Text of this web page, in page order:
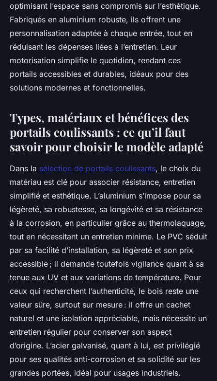
optimisant l’espace sans compromis sur l’esthétique.
Fabriqués en aluminium robuste, ils offrent une
personnalisation adaptée à chaque entrée, tout en
réduisant les dépenses liées à l’entretien. Leur
motorisation simplifie le quotidien, rendant ces
portails accessibles et durables, idéaux pour des
solutions modernes et fonctionnelles.
Types, matériaux et bénéfices des
portails coulissants : ce qu’il faut
savoir pour choisir le modèle adapté
Dans la sélection de portails coulissants, le choix du
matériau est clé pour associer résistance, entretien
simplifié et esthétique. L’aluminium s’impose pour sa
légèreté, sa robustesse, sa longévité et sa résistance
à la corrosion, en particulier grâce au thermolaquage,
tout en nécessitant un entretien minime. Le PVC séduit
par sa facilité d’installation, sa légèreté et son prix
accessible ; il demande toutefois vigilance quant à sa
tenue aux UV et aux variations de température. Pour
ceux qui recherchent l’authenticité, le bois reste une
valeur sûre, surtout sur mesure : il offre un cachet
naturel et une isolation appréciable, mais nécessite un
entretien régulier pour conserver son aspect
d’origine. L’acier galvanisé, quant à lui, est privilégié
pour ses qualités anti-corrosion et sa solidité sur les
grandes portées, idéal pour usages industriels.